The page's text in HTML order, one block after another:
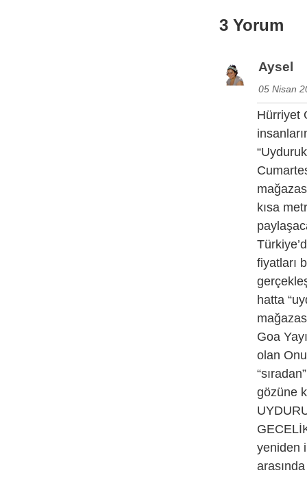
3 Yorum
Aysel
05 Nisan
Hürriyet
kısa
fiyatları
hatta
Goa
olan
gözüne
yeniden